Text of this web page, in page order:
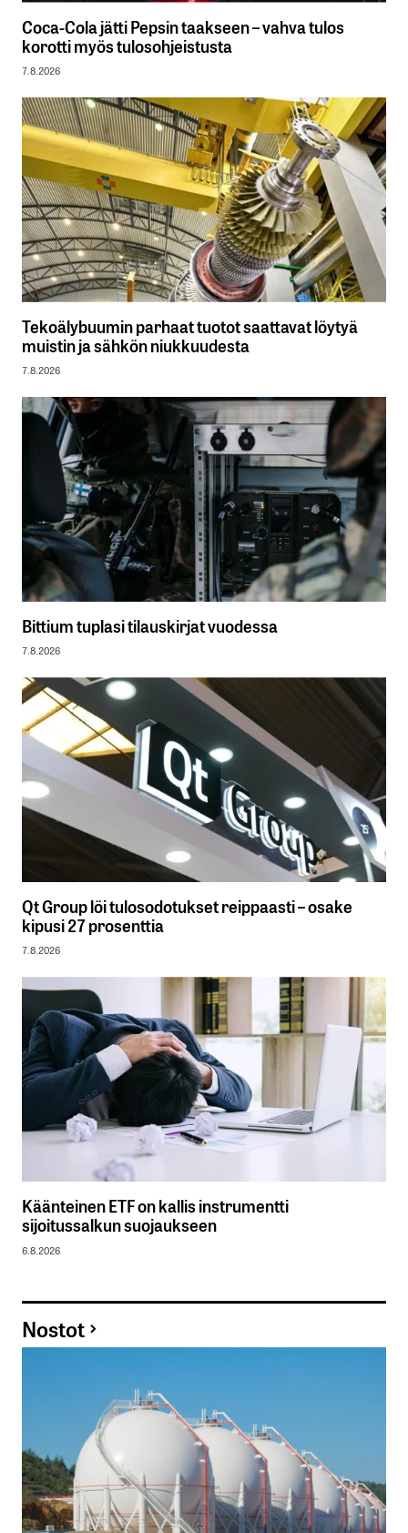
Coca-Cola jätti Pepsin taakseen – vahva tulos
korotti myös tulosohjeistusta
7.8.2026
Tekoälybuumin parhaat tuotot saattavat löytyä
muistin ja sähkön niukkuudesta
7.8.2026
Bittium tuplasi tilauskirjat vuodessa
7.8.2026
Qt Group löi tulosodotukset reippaasti – osake
kipusi 27 prosenttia
7.8.2026
Käänteinen ETF on kallis instrumentti
sijoitussalkun suojaukseen
6.8.2026
Nostot